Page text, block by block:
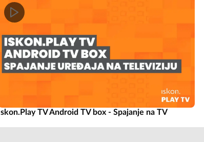
Iskon.Play TV Android TV box - Spajanje na TV